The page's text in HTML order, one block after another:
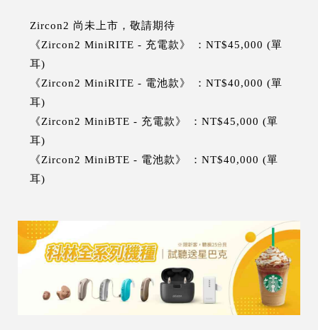
Zircon2 尚未上市，敬請期待
《Zircon2 MiniRITE - 充電款》 ：NT$45,000 (單
耳)
《Zircon2 MiniRITE - 電池款》 ：NT$40,000 (單
耳)
《Zircon2 MiniBTE - 充電款》 ：NT$45,000 (單
耳)
《Zircon2 MiniBTE - 電池款》 ：NT$40,000 (單
耳)